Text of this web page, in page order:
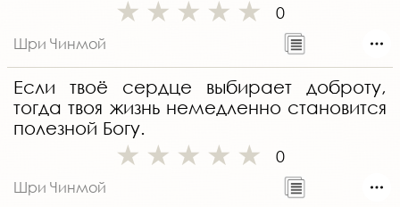
0
Шри Чинмой
Если твоё сердце выбирает доброту,
тогда твоя жизнь немедленно становится
полезной Богу.
0
Шри Чинмой